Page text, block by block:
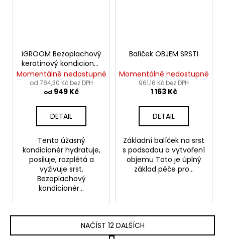
iGROOM Bezoplachový
keratinový kondicionér
- Pro-Keratin Leave-In
Pet Conditioner
Momentálně nedostupné
od 784,30 Kč bez DPH
od 949 Kč
DETAIL
Tento úžasný
kondicionér hydratuje,
posiluje, rozplétá a
vyživuje srst.
Bezoplachový
kondicionér...
Balíček OBJEM SRSTI
Momentálně nedostupné
961,16 Kč bez DPH
1 163 Kč
DETAIL
Základní balíček na srst
s podsadou a vytvoření
objemu Toto je úplný
základ péče pro...
NAČÍST 12 DALŠÍCH